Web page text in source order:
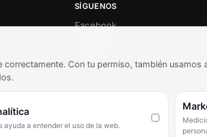
SÍGUENOS
Facebook
Con tu permiso, también usamos
ayuda a entender el uso de la web.